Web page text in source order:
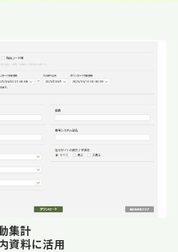
BASE UP通信
お役立ち資料
集計
資料に活用